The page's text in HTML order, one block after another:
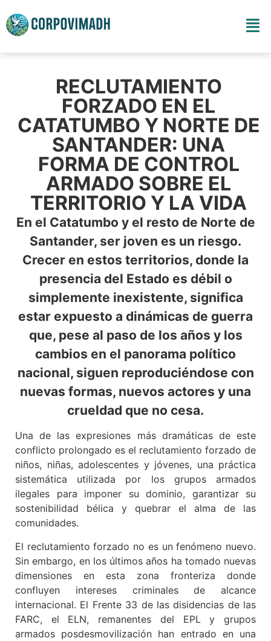
RECLUTAMIENTO
FORZADO EN EL
CATATUMBO Y NORTE DE
SANTANDER: UNA
FORMA DE CONTROL
ARMADO SOBRE EL
TERRITORIO Y LA VIDA
En el Catatumbo y el resto de Norte de
Santander, ser joven es un riesgo.
Crecer en estos territorios, donde la
presencia del Estado es débil o
simplemente inexistente, significa
estar expuesto a dinámicas de guerra
que, pese al paso de los años y los
cambios en el panorama político
nacional, siguen reproduciéndose con
nuevas formas, nuevos actores y una
crueldad que no cesa.
Una de las expresiones más dramáticas de este
conflicto prolongado es el reclutamiento forzado de
niños, niñas, adolescentes y jóvenes, una práctica
sistemática utilizada por los grupos armados
ilegales para imponer su dominio, garantizar su
sostenibilidad bélica y quebrar el alma de las
comunidades.
El reclutamiento forzado no es un fenómeno nuevo.
Sin embargo, en los últimos años ha tomado nuevas
dimensiones en esta zona fronteriza donde
confluyen intereses criminales de alcance
internacional. El Frente 33 de las disidencias de las
FARC, el ELN, remanentes del EPL y grupos
armados posdesmovilización han entrado en una